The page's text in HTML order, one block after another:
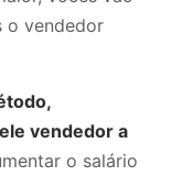
o vendedor
vendedor a
o salário